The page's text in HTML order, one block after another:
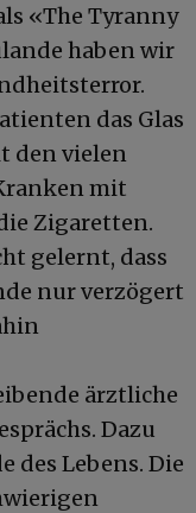
«The Tyranny
haben wir
das Glas
den vielen
mit
Zigaretten.
gelernt, dass
nur verzögert
ärztliche
Dazu
des Lebens. Die